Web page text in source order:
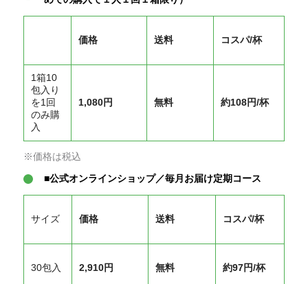
価格 送料 コスパ/杯
1箱10
包入り
を1回
のみ購
入
1,080円 無料 約108円/杯
※価格は税込
■公式オンラインショップ／毎月お届け定期コース
サイズ 価格 送料 コスパ/杯
30包入 2,910円 無料 約97円/杯